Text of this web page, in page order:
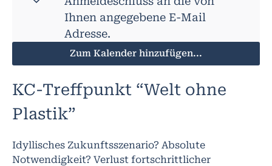
Ihnen angegebene E-Mail
Adresse.
Zum Kalender hinzufügen...
KC-Treffpunkt “Welt ohne
Plastik”
Idyllisches Zukunftsszenario? Absolute
Notwendigkeit? Verlust fortschrittlicher